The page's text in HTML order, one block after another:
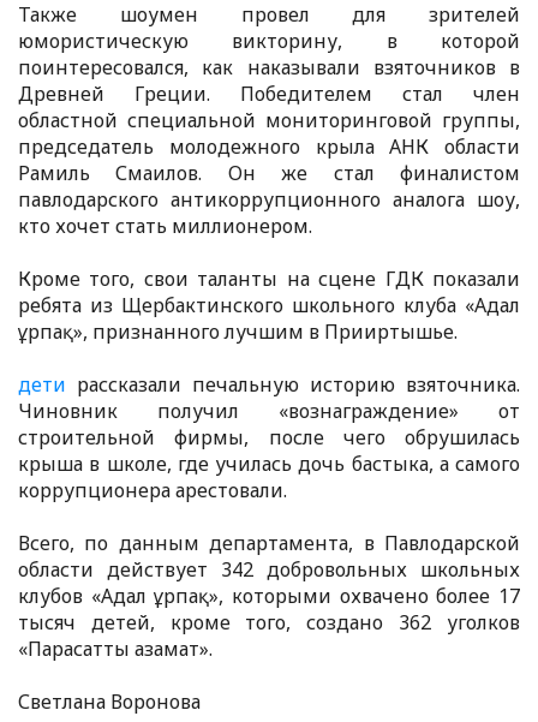
Также шоумен провел для зрителей
юмористическую викторину, в которой
поинтересовался, как наказывали взяточников в
Древней Греции. Победителем стал член
областной специальной мониторинговой группы,
председатель молодежного крыла АНК области
Рамиль Смаилов. Он же стал финалистом
павлодарского антикоррупционного аналога шоу,
кто хочет стать миллионером.
Кроме того, свои таланты на сцене ГДК показали
ребята из Щербактинского школьного клуба «Адал
ұрпақ», признанного лучшим в Прииртышье.
дети рассказали печальную историю взяточника.
Чиновник получил «вознаграждение» от
строительной фирмы, после чего обрушилась
крыша в школе, где училась дочь бастыка, а самого
коррупционера арестовали.
Всего, по данным департамента, в Павлодарской
области действует 342 добровольных школьных
клубов «Адал ұрпақ», которыми охвачено более 17
тысяч детей, кроме того, создано 362 уголков
«Парасатты азамат».
Светлана Воронова